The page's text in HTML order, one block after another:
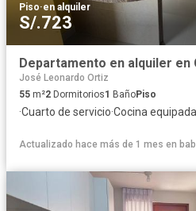
Piso·en alquiler
S/.723
José Leonardo Ortiz
55 m²2 Dormitorios1 BañoPiso
·Cuarto de servicio·Cocina equipada
Actualizado hace más de 1 mes en